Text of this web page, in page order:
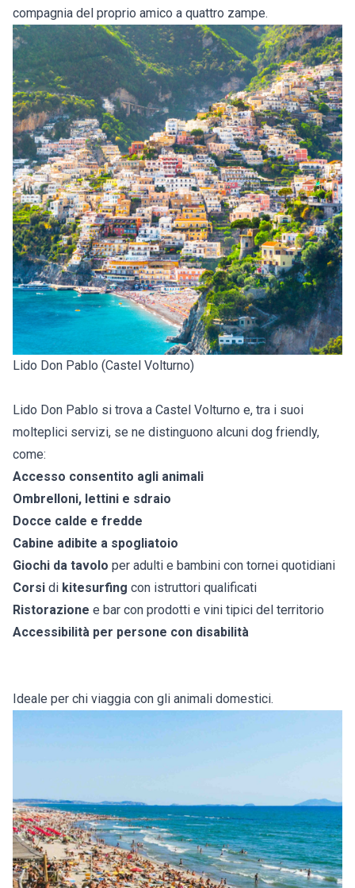
compagnia del proprio amico a quattro zampe.
Lido Don Pablo (Castel Volturno)
Lido Don Pablo si trova a Castel Volturno e, tra i suoi
molteplici servizi, se ne distinguono alcuni dog friendly,
come:
Accesso consentito agli animali
Ombrelloni, lettini e sdraio
Docce calde e fredde
Cabine adibite a spogliatoio
Giochi da tavolo per adulti e bambini con tornei quotidiani
Corsi di kitesurfing con istruttori qualificati
Ristorazione e bar con prodotti e vini tipici del territorio
Accessibilità per persone con disabilità
Ideale per chi viaggia con gli animali domestici.